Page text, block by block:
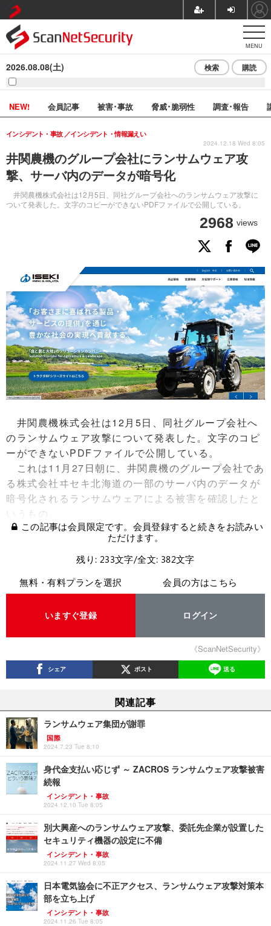
MENU
2026.08.08(土) 検索 購読
NEW! 会員記事 被害･事故 脅威･脆弱性 調査･報告
井関農機のグループ会社にランサムウェア攻
撃、サーバ内のデータが暗号化
井関農機株式会社は12月5日、同社グループ会社へのランサムウェア攻撃に
ついて発表した。文字のコピーができないPDFファイルで公開している。
インシデント・事故 インシデント・情報漏えい
2968 views
2024.12.18 Wed 8:05
井関農機株式会社は12月5日、同社グループ会社へ
のランサムウェア攻撃について発表した。文字のコピ
ーができないPDFファイルで公開している。
これは11月27日朝に、井関農機のグループ会社であ
る株式会社ヰセキ北海道の一部のサーバ内のデータが
暗号化されるランサムウェアによる被害を確認したと
いうもの。
この記事は会員限定です。会員登録すると続きをお読みい
ただけます。
残り: 233文字/全文: 382文字
無料・有料プランを選択
いますぐ登録
会員の方はこちら
ログイン
《ScanNetSecurity》
シェア ポスト 送る
関連記事
ランサムウェア集団が謝罪
国際
2024.7.23 Tue 8:10
身代金支払い応じず ～ ZACROS ランサムウェア攻撃被害
続報
インシデント・事故
2024.12.10 Tue 8:05
別大興産へのランサムウェア攻撃、委託先企業が設置した
セキュリティ機器の設定に不備
インシデント・事故
2024.11.27 Wed 8:05
日本電気協会に不正アクセス、ランサムウェア攻撃対策本
部を立ち上げ
インシデント・事故
2024.11.26 Tue 8:05